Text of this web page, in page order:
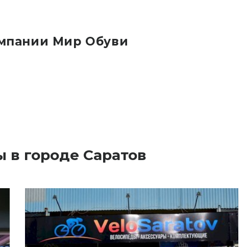
Мир Обуви
городе Саратов